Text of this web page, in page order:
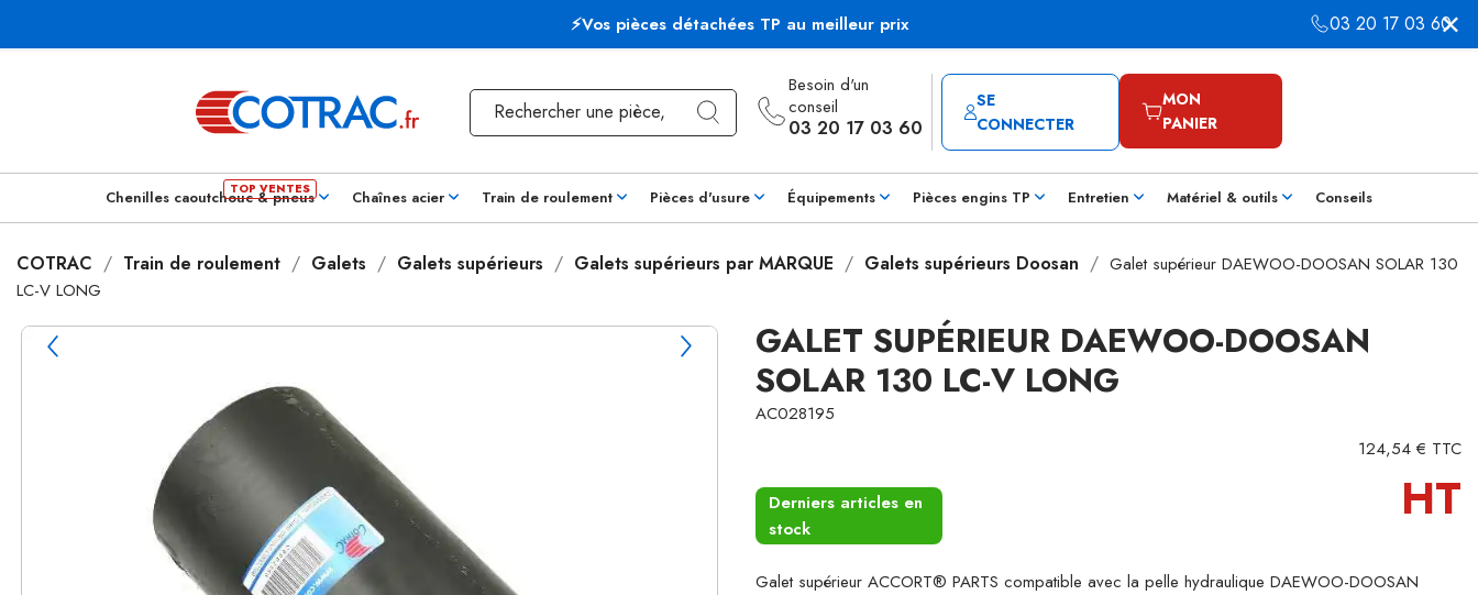
⚡Vos pièces détachées TP au meilleur prix 03 20 17 03 60
Besoin d'un
conseil
03 20 17 03 60
SE
CONNECTER
MON
PANIER
Chenilles caoutchouc & pneus Chaînes acier Train de roulement Pièces d'usure Équipements Pièces engins TP Entretien Matériel & outils Conseils
COTRAC Train de roulement Galets Galets supérieurs Galets supérieurs par MARQUE Galets supérieurs Doosan
Galet supérieur DAEWOO-DOOSAN SOLAR 130
LC-V LONG
GALET SUPÉRIEUR DAEWOO-DOOSAN
SOLAR 130 LC-V LONG
AC028195
124,54 € TTC
Derniers articles en
stock
HT
Galet supérieur ACCORT® PARTS compatible avec la pelle hydraulique DAEWOO-DOOSAN